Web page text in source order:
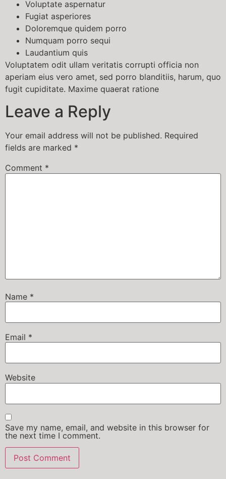
Voluptate aspernatur
Fugiat asperiores
Doloremque quidem porro
Numquam porro sequi
Laudantium quis
Voluptatem odit ullam veritatis corrupti officia non
aperiam eius vero amet, sed porro blanditiis, harum, quo
fugit cupiditate. Maxime quaerat ratione
Leave a Reply
Your email address will not be published. Required
fields are marked *
Comment *
Name *
Email *
Website
Save my name, email, and website in this browser for
the next time I comment.